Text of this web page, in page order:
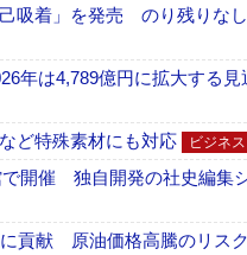
吸着」を発売 のり残りな
は4,789億円に拡大する見
ど特殊素材にも対応 ビジネス
開催 独自開発の社史編集
貢献 原油価格高騰のリス